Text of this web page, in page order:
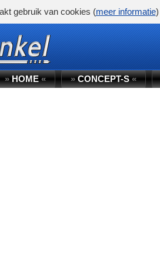
»HOME« »CONCEPT-S«
gebruik van cookies (meer informatie)